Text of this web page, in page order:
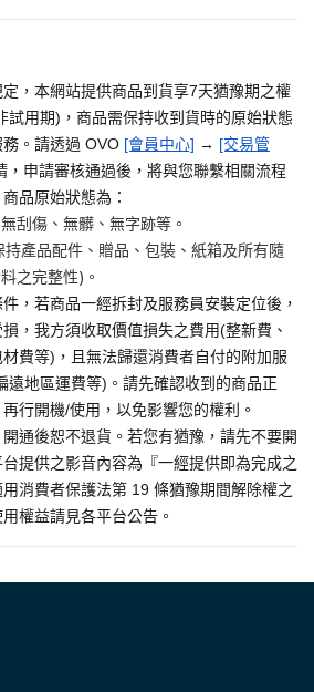
，本網站提供商品到貨享7天猶豫期之權
試用期)，商品需保持收到貨時的原始狀態
。請透過 OVO [會員中心] → [交易管
，申請審核通過後，將與您聯繫相關流程
品原始狀態為：
刮傷、無髒、無字跡等。
持產品配件、贈品、包裝、紙箱及所有隨
之完整性)。
，若商品一經拆封及服務員安裝定位後，
，我方須收取價值損失之費用(整新費、
費等)，且無法歸還消費者自付的附加服
遠地區運費等)。請先確認收到的商品正
行開機/使用，以免影響您的權利。
通後恕不退貨。若您有猶豫，請先不要開
提供之影音內容為『一經提供即為完成之
消費者保護法第 19 條猶豫期間解除權之
權益請見各平台公告。